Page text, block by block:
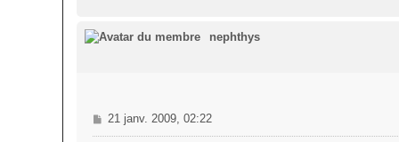
nephthys
M
e
21 janv. 2009, 02:22